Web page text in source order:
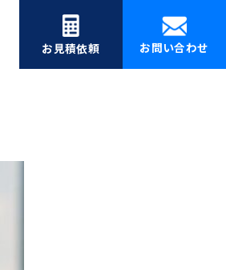
お見積依頼 お問い合わせ